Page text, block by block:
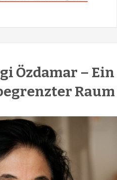
Özdamar –
Raum